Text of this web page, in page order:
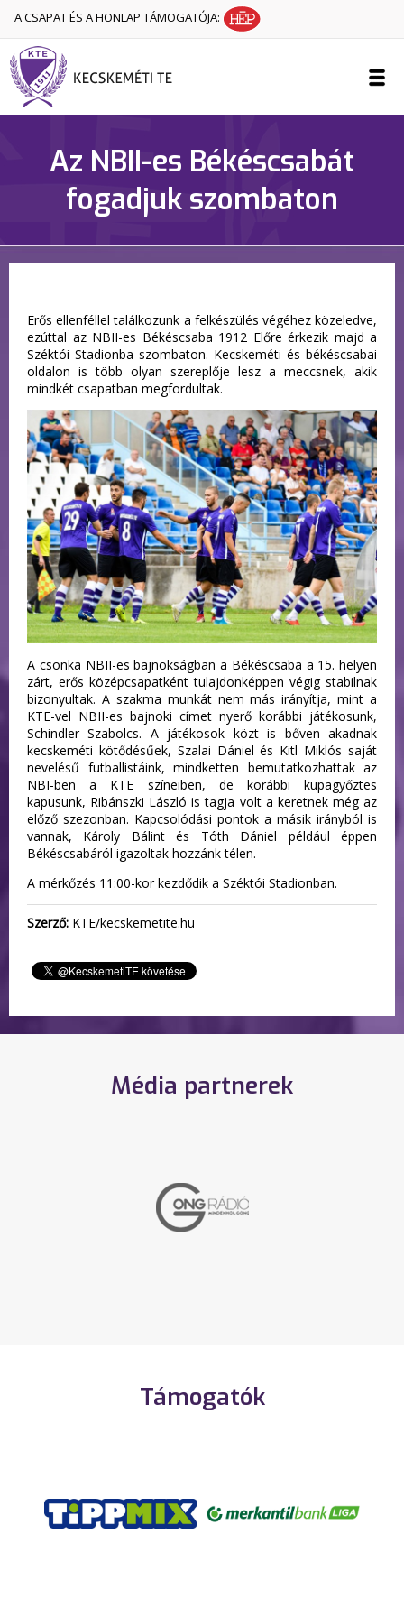
A CSAPAT ÉS A HONLAP TÁMOGATÓJA:
Az NBII-es Békéscsabát
fogadjuk szombaton
Erős ellenféllel találkozunk a felkészülés végéhez közeledve,
ezúttal az NBII-es Békéscsaba 1912 Előre érkezik majd a
Széktói Stadionba szombaton. Kecskeméti és békéscsabai
oldalon is több olyan szereplője lesz a meccsnek, akik
mindkét csapatban megfordultak.
A csonka NBII-es bajnokságban a Békéscsaba a 15. helyen
zárt, erős középcsapatként tulajdonképpen végig stabilnak
bizonyultak. A szakma munkát nem más irányítja, mint a
KTE-vel NBII-es bajnoki címet nyerő korábbi játékosunk,
Schindler Szabolcs. A játékosok közt is bőven akadnak
kecskeméti kötődésűek, Szalai Dániel és Kitl Miklós saját
nevelésű futballistáink, mindketten bemutatkozhattak az
NBI-ben a KTE színeiben, de korábbi kupagyőztes
kapusunk, Ribánszki László is tagja volt a keretnek még az
előző szezonban. Kapcsolódási pontok a másik irányból is
vannak, Károly Bálint és Tóth Dániel például éppen
Békéscsabáról igazoltak hozzánk télen.
A mérkőzés 11:00-kor kezdődik a Széktói Stadionban.
Szerző: KTE/kecskemetite.hu
Média partnerek
Támogatók